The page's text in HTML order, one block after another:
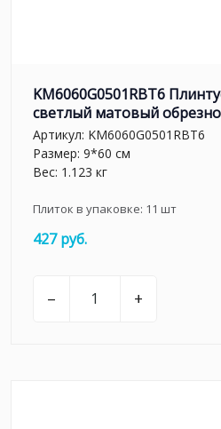
KM6060G0501RBT6
светлый матовый
Артикул: KM6060G0501RBT6
Размер: 9*60 см
Вес: 1.123 кг
Плиток в упаковке: 11 шт
427 руб.
– +